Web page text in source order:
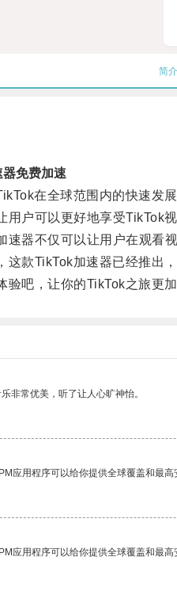
简介
免费加速
在全球范围内的快速发展
户可以更好地享受TikTok视
器不仅可以让用户在观看视
款TikTok加速器已经推出，
吧，让你的TikTok之旅更加
非常优美，听了让人心旷神怡。
应用程序可以给你提供全球覆盖和最高
应用程序可以给你提供全球覆盖和最高